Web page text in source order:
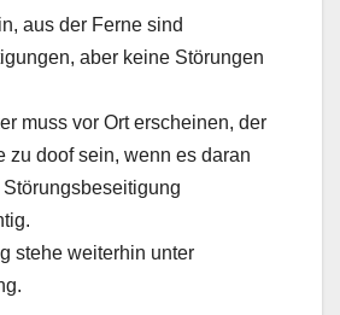
aus der Ferne sind
aber keine Störungen
muss vor Ort erscheinen, der
zu doof sein, wenn es daran
Störungsbeseitigung
stehe weiterhin unter